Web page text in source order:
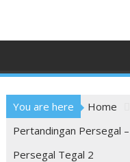
You are here Home
Pertandingan Persegal
Persegal Tegal 2